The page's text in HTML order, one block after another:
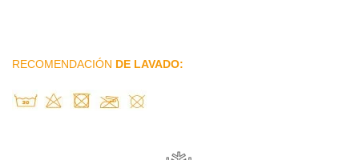
RECOMENDACIÓN DE LAVADO: